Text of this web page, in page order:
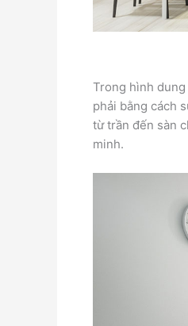
Trong hình
phải bằng cách
từ trần đến sàn
minh.